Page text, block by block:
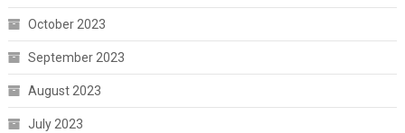
October 2023
September 2023
August 2023
July 2023